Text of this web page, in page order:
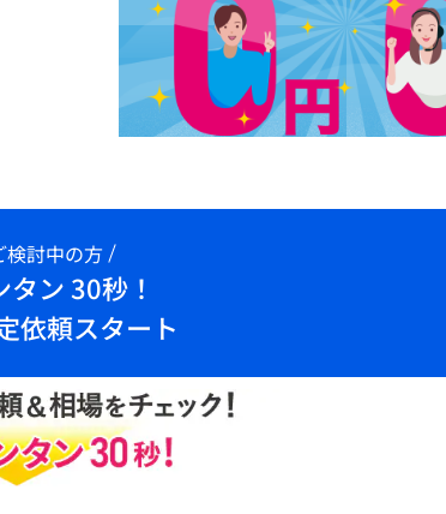
検討中の方
ン 30秒！
依頼スタート